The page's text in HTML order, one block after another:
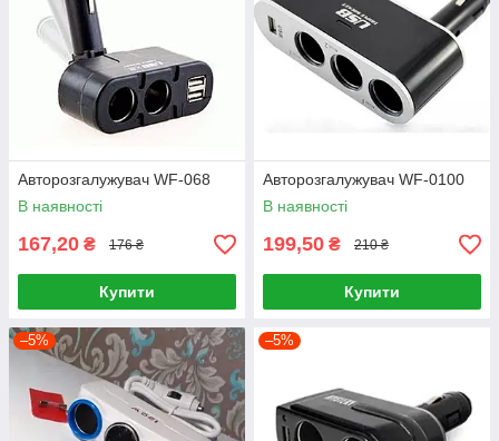
Авторозгалужувач WF-068
В наявності
167,20 ₴ 176 ₴
Купити
Авторозгалужувач WF-0100
В наявності
199,50 ₴ 210 ₴
Купити
–5% –5%